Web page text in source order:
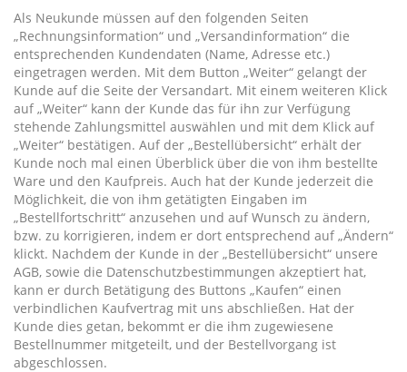
Als Neukunde müssen auf den folgenden Seiten
„Rechnungsinformation“ und „Versandinformation“ die
entsprechenden Kundendaten (Name, Adresse etc.)
eingetragen werden. Mit dem Button „Weiter“ gelangt der
Kunde auf die Seite der Versandart. Mit einem weiteren Klick
auf „Weiter“ kann der Kunde das für ihn zur Verfügung
stehende Zahlungsmittel auswählen und mit dem Klick auf
„Weiter“ bestätigen. Auf der „Bestellübersicht“ erhält der
Kunde noch mal einen Überblick über die von ihm bestellte
Ware und den Kaufpreis. Auch hat der Kunde jederzeit die
Möglichkeit, die von ihm getätigten Eingaben im
„Bestellfortschritt“ anzusehen und auf Wunsch zu ändern,
bzw. zu korrigieren, indem er dort entsprechend auf „Ändern“
klickt. Nachdem der Kunde in der „Bestellübersicht“ unsere
AGB, sowie die Datenschutzbestimmungen akzeptiert hat,
kann er durch Betätigung des Buttons „Kaufen“ einen
verbindlichen Kaufvertrag mit uns abschließen. Hat der
Kunde dies getan, bekommt er die ihm zugewiesene
Bestellnummer mitgeteilt, und der Bestellvorgang ist
abgeschlossen.